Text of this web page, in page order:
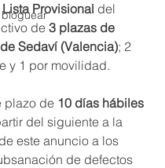
Lista Provisional del
de 3 plazas de
Sedaví (Valencia); 2
y 1 por movilidad.
plazo de 10 días hábiles
del siguiente a la
este anuncio a los
de defectos